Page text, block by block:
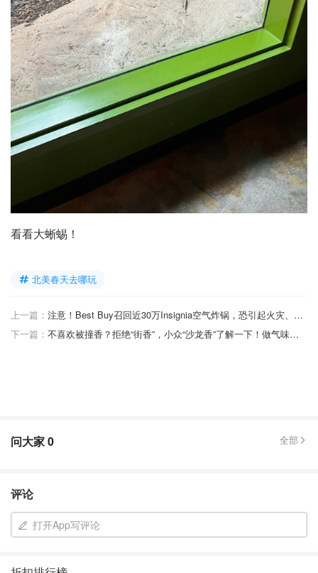
看看大蜥蜴！
北美春天去哪玩
上一篇：
注意！Best Buy召回近30万Insignia空气炸锅，恐引起火灾、烧伤和割伤
下一篇：
不喜欢被撞香？拒绝“街香”，小众“沙龙香”了解一下！做气味最独特的那个人！
问大家0 全部
评论
打开App写评论